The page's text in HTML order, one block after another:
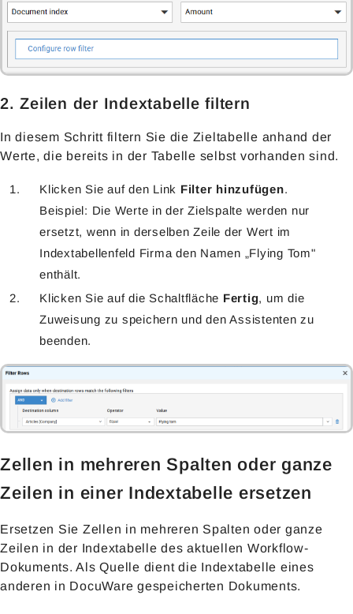
2. Zeilen der Indextabelle filtern
In diesem Schritt filtern Sie die Zieltabelle anhand der
Werte, die bereits in der Tabelle selbst vorhanden sind.
Klicken Sie auf den Link Filter hinzufügen.
Beispiel: Die Werte in der Zielspalte werden nur
ersetzt, wenn in derselben Zeile der Wert im
Indextabellenfeld Firma den Namen „Flying Tom"
enthält.
Klicken Sie auf die Schaltfläche Fertig, um die
Zuweisung zu speichern und den Assistenten zu
beenden.
Zellen in mehreren Spalten oder ganze
Zeilen in einer Indextabelle ersetzen
Ersetzen Sie Zellen in mehreren Spalten oder ganze
Zeilen in der Indextabelle des aktuellen Workflow-
Dokuments. Als Quelle dient die Indextabelle eines
anderen in DocuWare gespeicherten Dokuments.